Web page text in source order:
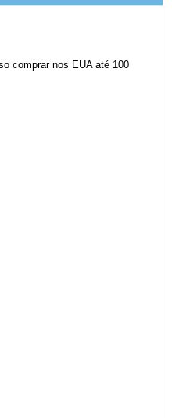
comprar nos EUA até 100